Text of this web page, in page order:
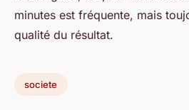
minutes est fréquente, mais
qualité du résultat.
societe